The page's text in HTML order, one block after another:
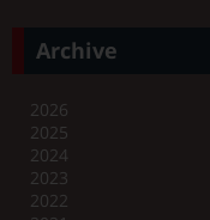
Archive
2026
2025
2024
2023
2022